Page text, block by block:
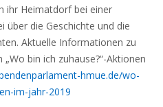
ihr Heimatdorf bei einer
über die Geschichte und die
Aktuelle Informationen zu
bin ich zuhause?“-Aktionen
hmue.de/wo-
im-jahr-2019